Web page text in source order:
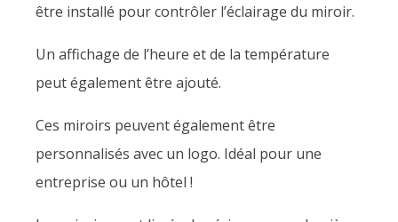
être installé pour contrôler l’éclairage du miroir.
Un affichage de l’heure et de la température
peut également être ajouté.
Ces miroirs peuvent également être
personnalisés avec un logo. Idéal pour une
entreprise ou un hôtel !